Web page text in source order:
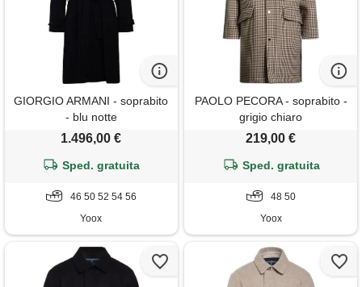
GIORGIO ARMANI - soprabito
- blu notte
1.496,00 €
Sped. gratuita
46 50 52 54 56
Yoox
PAOLO PECORA - soprabito -
grigio chiaro
219,00 €
Sped. gratuita
48 50
Yoox